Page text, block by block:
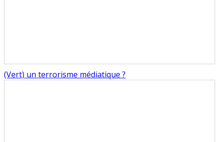
(Vert) un terrorisme médiatique ?